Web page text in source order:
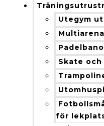
Utegym
Multiarena
Skate
för